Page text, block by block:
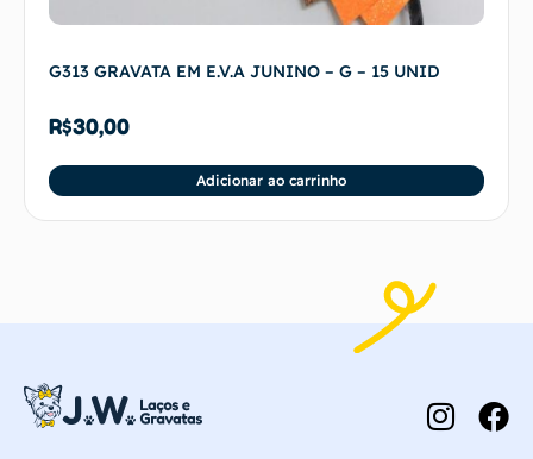
G313 GRAVATA EM E.V.A JUNINO – G – 15 UNID
R$30,00
Adicionar ao carrinho